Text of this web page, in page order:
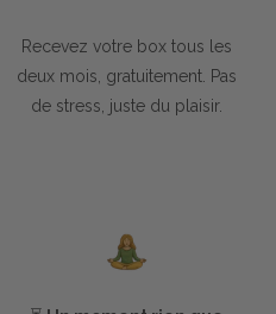
Recevez votre box tous les
deux mois, gratuitement. Pas
de stress, juste du plaisir.